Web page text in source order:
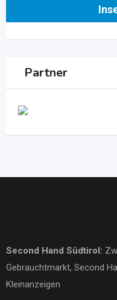
Partner
Second Hand Südtirol:
Gebrauchtmarkt, Second
Kleinanzeigen